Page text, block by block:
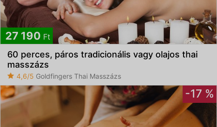
27 190 Ft
60 perces, páros tradicionális vagy olajos thai
masszázs
4,6/5 Goldfingers Thai Masszázs
-17 %